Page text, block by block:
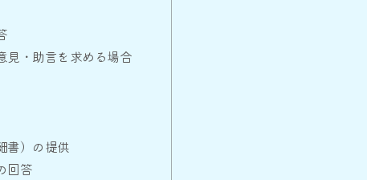
見・助言を求める場合
書）の提供
回答